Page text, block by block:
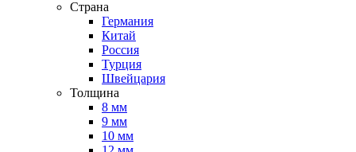
Страна
Германия
Китай
Россия
Турция
Швейцария
Толщина
8 мм
9 мм
10 мм